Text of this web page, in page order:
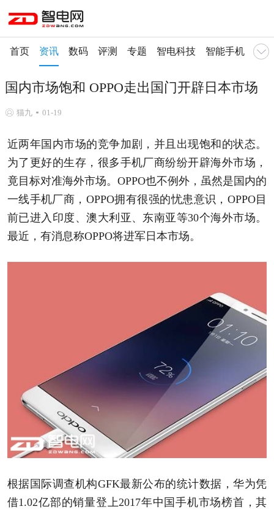
首页 资讯 数码 评测 专题 智电科技 智能手机 智
国内市场饱和 OPPO走出国门开辟日本市场
猫九 01-19
近两年国内市场的竞争加剧，并且出现饱和的状态。
为了更好的生存，很多手机厂商纷纷开辟海外市场，
竟目标对准海外市场。OPPO也不例外，虽然是国内的
一线手机厂商，OPPO拥有很强的忧患意识，OPPO目
前已进入印度、澳大利亚、东南亚等30个海外市场。
最近，有消息称OPPO将进军日本市场。
根据国际调查机构GFK最新公布的统计数据，华为凭
借1.02亿部的销量登上2017年中国手机市场榜首，其